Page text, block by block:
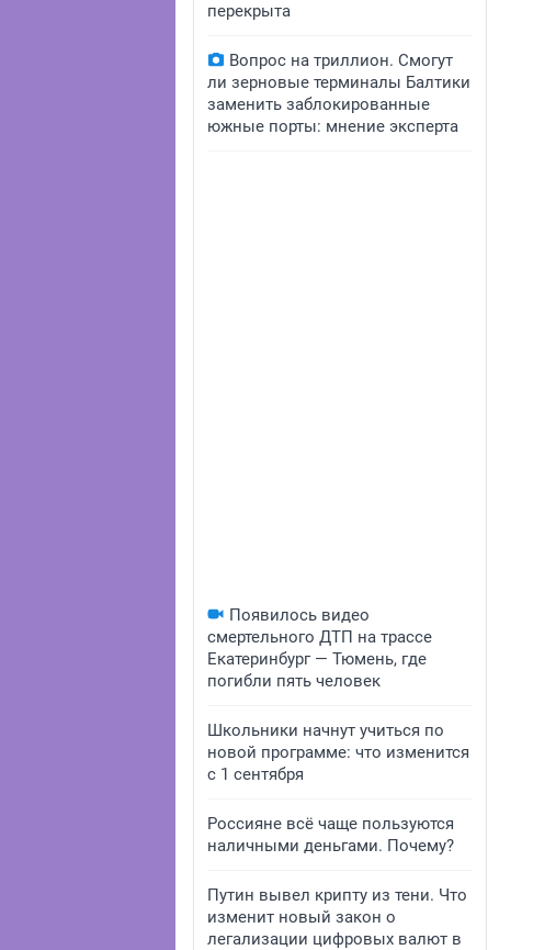
перекрыта
Вопрос на триллион. Смогут
ли зерновые терминалы Балтики
заменить заблокированные
южные порты: мнение эксперта
Появилось видео
смертельного ДТП на трассе
Екатеринбург — Тюмень, где
погибли пять человек
Школьники начнут учиться по
новой программе: что изменится
с 1 сентября
Россияне всё чаще пользуются
наличными деньгами. Почему?
Путин вывел крипту из тени. Что
изменит новый закон о
легализации цифровых валют в